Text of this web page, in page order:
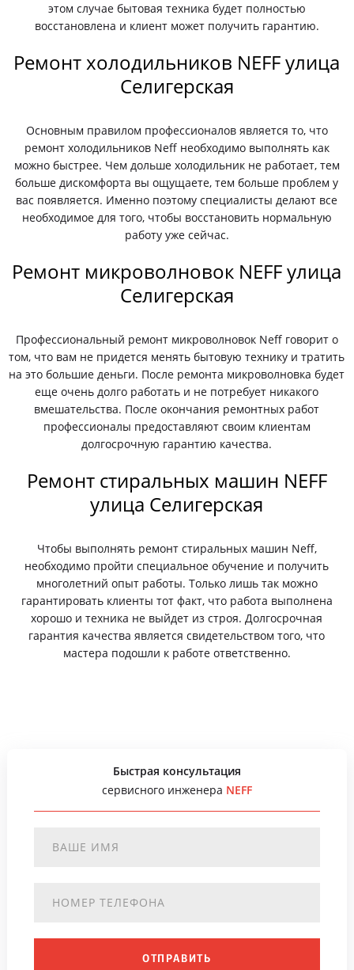
этом случае бытовая техника будет полностью
восстановлена и клиент может получить гарантию.
Ремонт холодильников NEFF улица
Селигерская
Основным правилом профессионалов является то, что
ремонт холодильников Neff необходимо выполнять как
можно быстрее. Чем дольше холодильник не работает, тем
больше дискомфорта вы ощущаете, тем больше проблем у
вас появляется. Именно поэтому специалисты делают все
необходимое для того, чтобы восстановить нормальную
работу уже сейчас.
Ремонт микроволновок NEFF улица
Селигерская
Профессиональный ремонт микроволновок Neff говорит о
том, что вам не придется менять бытовую технику и тратить
на это большие деньги. После ремонта микроволновка будет
еще очень долго работать и не потребует никакого
вмешательства. После окончания ремонтных работ
профессионалы предоставляют своим клиентам
долгосрочную гарантию качества.
Ремонт стиральных машин NEFF
улица Селигерская
Чтобы выполнять ремонт стиральных машин Neff,
необходимо пройти специальное обучение и получить
многолетний опыт работы. Только лишь так можно
гарантировать клиенты тот факт, что работа выполнена
хорошо и техника не выйдет из строя. Долгосрочная
гарантия качества является свидетельством того, что
мастера подошли к работе ответственно.
Быстрая консультация
сервисного инженера NEFF
ОТПРАВИТЬ